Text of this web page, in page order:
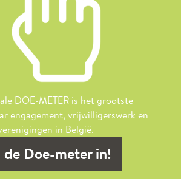
DOE-METER is het grootste
engagement, vrijwilligerswerk en
in België.
de Doe-meter in!